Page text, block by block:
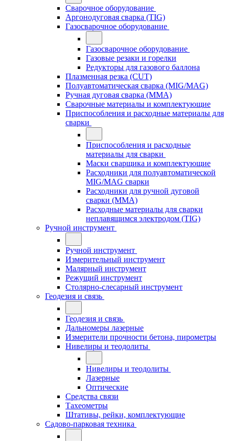
Сварочное оборудование
Аргонодуговая сварка (TIG)
Газосварочное оборудование
Газосварочное оборудование
Газовые резаки и горелки
Редукторы для газового баллона
Плазменная резка (CUT)
Полуавтоматическая сварка (MIG/MAG)
Ручная дуговая сварка (MMA)
Сварочные материалы и комплектующие
Приспособления и расходные материалы для
сварки
Приспособления и расходные
материалы для сварки
Маски сварщика и комплектующие
Расходники для полуавтоматической
MIG/MAG сварки
Расходники для ручной дуговой
сварки (MMA)
Расходные материалы для сварки
неплавящимся электродом (TIG)
Ручной инструмент
Ручной инструмент
Измерительный инструмент
Малярный инструмент
Режущий инструмент
Столярно-слесарный инструмент
Геодезия и связь
Геодезия и связь
Дальномеры лазерные
Измерители прочности бетона, пирометры
Нивелиры и теодолиты
Нивелиры и теодолиты
Лазерные
Оптические
Средства связи
Тахеометры
Штативы, рейки, комплектующие
Садово-парковая техника